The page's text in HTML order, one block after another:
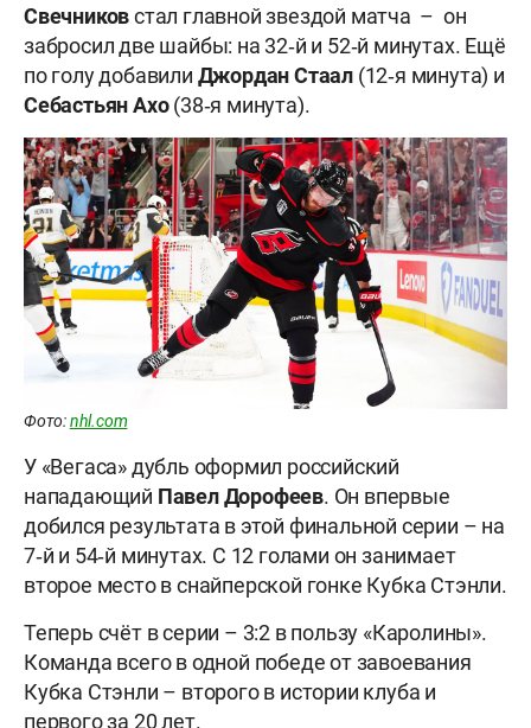
Свечниковстал главной звездой матча – он
забросил две шайбы: на 32‑й и 52‑й минутах. Ещё
по голу добавили Джордан Стаал (12‑я минута) и
Себастьян Ахо(38‑я минута).
Фото:nhl.com
У «Вегаса» дубль оформил российский
нападающий Павел Дорофеев. Он впервые
добился результата в этой финальной серии – на
7‑й и 54‑й минутах. С 12 голами он занимает
второе место в снайперской гонке Кубка Стэнли.
Теперь счёт в серии – 3:2 в пользу «Каролины».
Команда всего в одной победе от завоевания
Кубка Стэнли – второго в истории клуба и
первого за 20 лет.